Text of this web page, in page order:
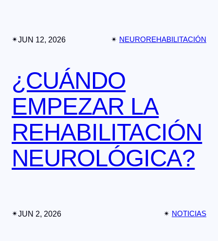
✴︎JUN 12, 2026 ✴︎ NEUROREHABILITACIÓN
¿CUÁNDO
EMPEZAR LA
REHABILITACIÓN
NEUROLÓGICA?
✴︎JUN 2, 2026 ✴︎ NOTICIAS